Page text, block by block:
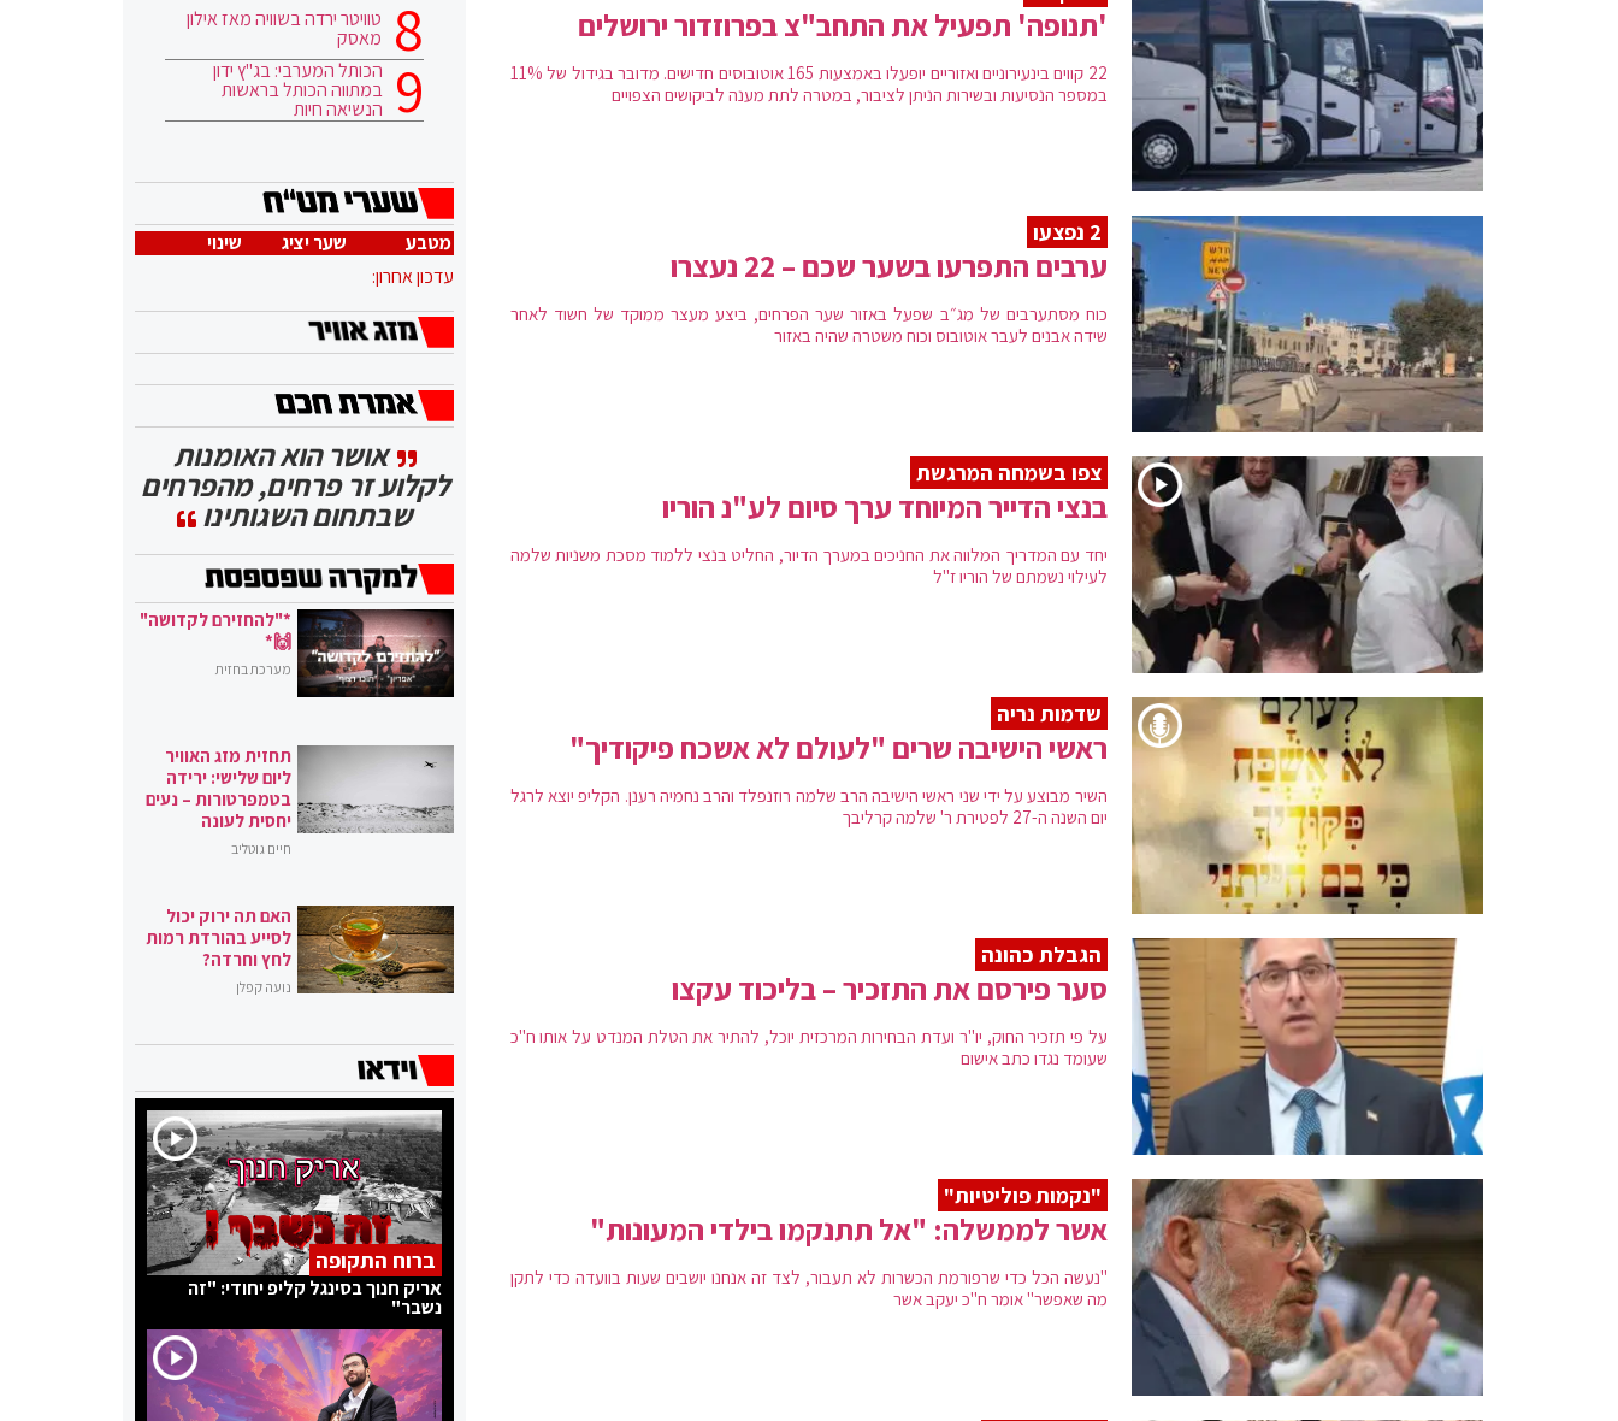
'תנופה' תפעיל את התחב"צ בפרוזדור ירושלים
22 קווים בינעירוניים ואזוריים יופעלו באמצעות 165 אוטובוסים חדישים. מדובר בגידול של 11%
במספר הנסיעות ובשירות הניתן לציבור, במטרה לתת מענה לביקושים הצפויים
2 נפצעו
ערבים התפרעו בשער שכם – 22 נעצרו
כוח מסתערבים של מג״ב שפעל באזור שער הפרחים, ביצע מעצר ממוקד של חשוד לאחר
שידה אבנים לעבר אוטובוס וכוח משטרה שהיה באזור
צפו בשמחה המרגשת
בנצי הדייר המיוחד ערך סיום לע"נ הוריו
יחד עם המדריך המלווה את החניכים במערך הדיור, החליט בנצי ללמוד מסכת משניות שלמה
לעילוי נשמתם של הוריו ז"ל
שדמות נריה
ראשי הישיבה שרים "לעולם לא אשכח פיקודיך"
השיר מבוצע על ידי שני ראשי הישיבה הרב שלמה רוזנפלד והרב נחמיה רענן. הקליפ יוצא לרגל
יום השנה ה-27 לפטירת ר' שלמה קרליבך
הגבלת כהונה
סער פירסם את התזכיר – בליכוד עקצו
על פי תזכיר החוק, יו"ר ועדת הבחירות המרכזית יוכל, להתיר את הטלת המנדט על אותו ח"כ
שעומד נגדו כתב אישום
"נקמות פוליטיות"
אשר לממשלה: "אל תתנקמו בילדי המעונות"
"נעשה הכל כדי שרפורמת הכשרות לא תעבור, לצד זה אנחנו יושבים שעות בוועדה כדי לתקן
מה שאפשר" אומר ח"כ יעקב אשר
טוויטר ירדה בשוויה מאז אילון
מאסק
הכותל המערבי: בג"ץ ידון
במתווה הכותל בראשות
הנשיאה חיות
מטבע שער יציג
שינוי
עדכון אחרון:
אושר הוא האומנות
לקלוע זר פרחים, מהפרחים
שבתחום השגותינו
*"להחזירם לקדושה"
🙌*
מערכת בחזית
תחזית מזג האוויר
ליום שלישי: ירידה
בטמפרטורות – נעים
יחסית לעונה
חיים גוטליב
האם תה ירוק יכול
לסייע בהורדת רמות
לחץ וחרדה?
נועה קפלן
ברוח התקופה
אריק חנוך בסינגל קליפ יחודי: "זה
נשבר"